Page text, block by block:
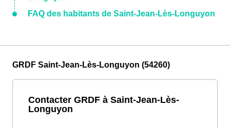
FAQ des habitants de Saint-Jean-Lès-Longuyon
GRDF Saint-Jean-Lès-Longuyon (54260)
Contacter GRDF à Saint-Jean-Lès-
Longuyon